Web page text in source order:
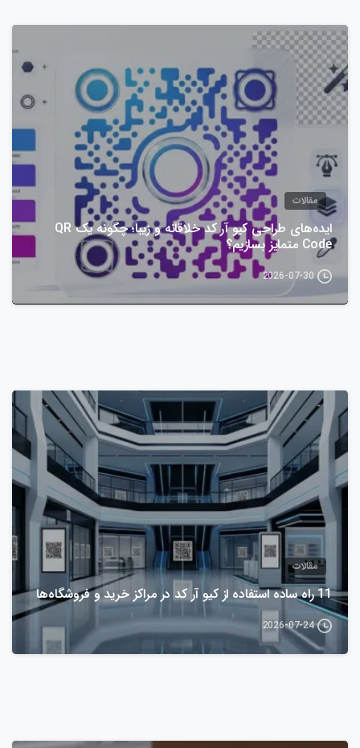
مقالات
ایده‌های طراحی کیو آر کد خلاقانه و زیبا؛ چگونه یک QR
Code متمایز بسازیم؟
2026-07-30
مقالات
11 راه ساده استفاده از کیو آر کد در مراکز خرید و فروشگاه‌ها
2026-07-24